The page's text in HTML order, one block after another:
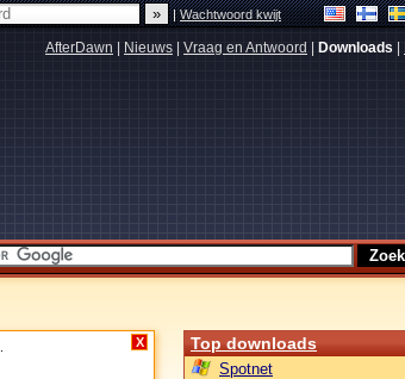
|Wachtwoord kwijt
AfterDawn Nieuws Vraag en Antwoord Downloads
X Top downloads
Spotnet